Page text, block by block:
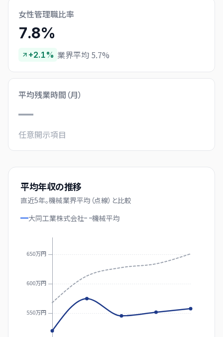
女性管理職比率
7.8%
+2.1% 業界平均 5.7%
平均残業時間（月）
—
任意開示項目
平均年収の推移
直近5年。機械業界平均（点線）と比較
大同工業株式会社
機械平均
550万円
600万円
650万円